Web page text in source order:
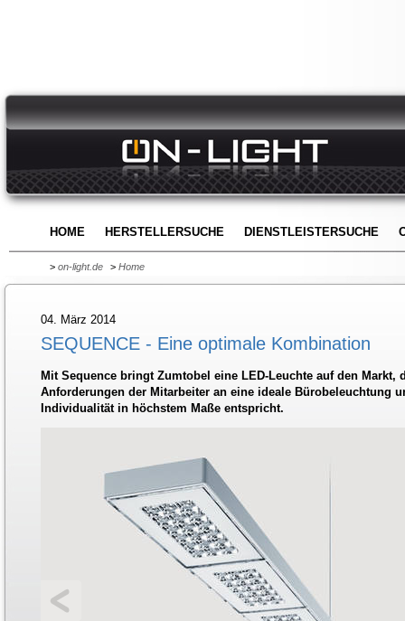
HOME HERSTELLERSUCHE DIENSTLEISTERSUCHE
> on-light.de > Home
04. März 2014
SEQUENCE - Eine optimale Kombination
Mit Sequence bringt Zumtobel eine LED-Leuchte auf den Markt,
Anforderungen der Mitarbeiter an eine ideale Bürobeleuchtung
Individualität in höchstem Maße entspricht.